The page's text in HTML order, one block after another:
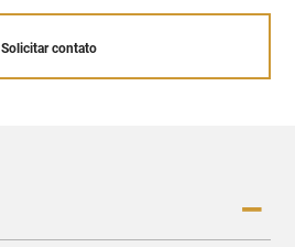
Solicitar contato